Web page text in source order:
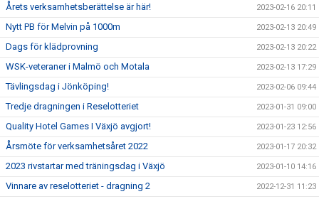
Årets verksamhetsberättelse är här! 2023-02-16 20:11
Nytt PB för Melvin på 1000m 2023-02-13 20:49
Dags för klädprovning 2023-02-13 20:22
WSK-veteraner i Malmö och Motala 2023-02-13 17:29
Tävlingsdag i Jönköping! 2023-02-06 09:44
Tredje dragningen i Reselotteriet 2023-01-31 09:00
Quality Hotel Games I Växjö avgjort! 2023-01-23 12:56
Årsmöte för verksamhetsåret 2022 2023-01-17 20:32
2023 rivstartar med träningsdag i Växjö 2023-01-10 14:16
Vinnare av reselotteriet - dragning 2 2022-12-31 11:23